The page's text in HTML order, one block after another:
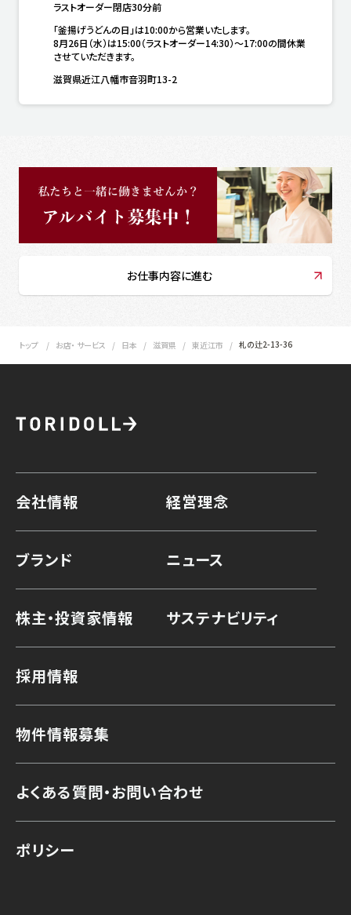
ラストオーダー閉店30分前
「釜揚げうどんの日」は10:00から営業いたします。
8月26日（水）は15:00（ラストオーダー14:30）～17:00の間休業
させていただきます。
滋賀県近江八幡市音羽町13-2
お仕事内容に進む
トップ お店・ サービス 日本 滋賀県 東近江市 札の辻2-13-36
会社情報 経営理念
ブランド ニュース
株主・投資家情報 サステナビリティ
採用情報
物件情報募集
よくある質問・お問い合わせ
ポリシー